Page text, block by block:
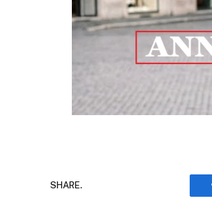
SHARE.